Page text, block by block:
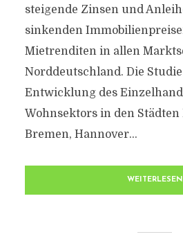
steigende Zinsen und
sinkenden
Mietrenditen in allen
Norddeutschland. Die
Entwicklung des
Wohnsektors in den Städten
Bremen, Hannover...
WEITERLESEN